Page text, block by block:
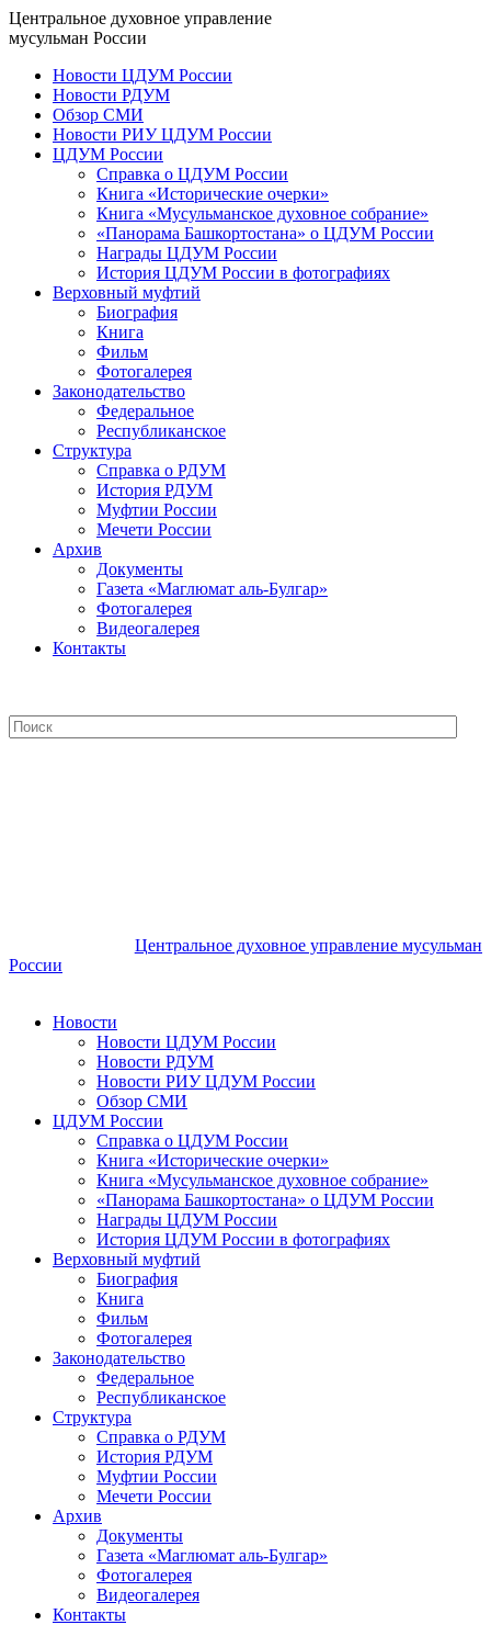
Центральное духовное управление
мусульман России
Новости ЦДУМ России
Новости РДУМ
Обзор СМИ
Новости РИУ ЦДУМ России
ЦДУМ России
Справка о ЦДУМ России
Книга «Исторические очерки»
Книга «Мусульманское духовное собрание»
«Панорама Башкортостана» о ЦДУМ России
Награды ЦДУМ России
История ЦДУМ России в фотографиях
Верховный муфтий
Биография
Книга
Фильм
Фотогалерея
Законодательство
Федеральное
Республиканское
Структура
Справка о РДУМ
История РДУМ
Муфтии России
Мечети России
Архив
Документы
Газета «Маглюмат аль-Булгар»
Фотогалерея
Видеогалерея
Контакты
Центральное духовное управление мусульман
России
Новости
Новости ЦДУМ России
Новости РДУМ
Новости РИУ ЦДУМ России
Обзор СМИ
ЦДУМ России
Справка о ЦДУМ России
Книга «Исторические очерки»
Книга «Мусульманское духовное собрание»
«Панорама Башкортостана» о ЦДУМ России
Награды ЦДУМ России
История ЦДУМ России в фотографиях
Верховный муфтий
Биография
Книга
Фильм
Фотогалерея
Законодательство
Федеральное
Республиканское
Структура
Справка о РДУМ
История РДУМ
Муфтии России
Мечети России
Архив
Документы
Газета «Маглюмат аль-Булгар»
Фотогалерея
Видеогалерея
Контакты